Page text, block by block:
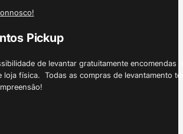
Pickup
de levantar gratuitamente
loja física. Todas as compras de levantamento